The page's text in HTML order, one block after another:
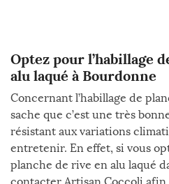
Optez pour l’habillage
alu laqué à Bourdonne
Concernant l’habillage de
sache que c’est une très
résistant aux variations
entretenir. En effet, si vous
planche de rive en alu laqué